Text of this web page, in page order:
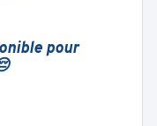
pour